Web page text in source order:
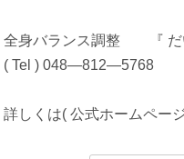
全身バランス調整 『 だ
( Tel ) 048―812―5768
詳しくは( 公式ホームペ